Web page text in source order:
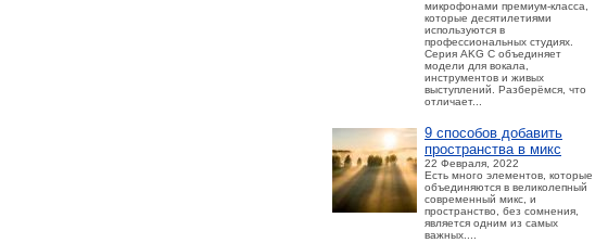
микрофонами премиум-класса,
которые десятилетиями
используются в
профессиональных студиях.
Серия AKG C объединяет
модели для вокала,
инструментов и живых
выступлений. Разберёмся, что
отличает...
9 способов добавить
пространства в микс
22 Февраля, 2022
Есть много элементов, которые
объединяются в великолепный
современный микс, и
пространство, без сомнения,
является одним из самых
важных....